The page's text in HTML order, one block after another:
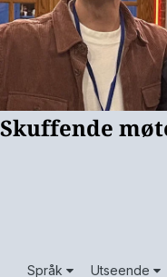
Språk Utseende